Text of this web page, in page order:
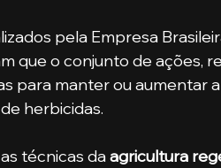
que o conjunto de ações,
para manter ou aumentar
herbicidas.
as técnicas da
agricultura